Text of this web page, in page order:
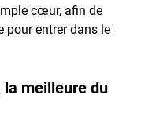
cœur, afin de
pour entrer dans le
meilleure du